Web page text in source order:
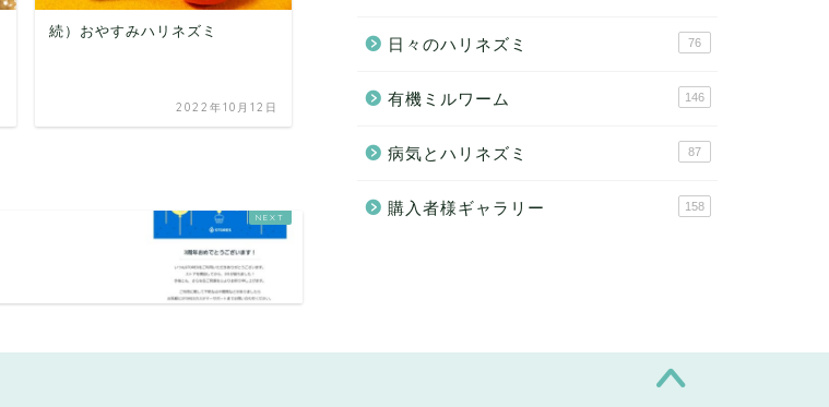
続）おやすみハリネズミ
2022年10月12日 2022年2月13日
ホイールの油差し
日々のハリネズミ 76
有機ミルワーム 146
病気とハリネズミ 87
購入者様ギャラリー 158